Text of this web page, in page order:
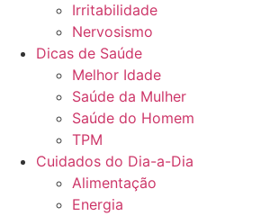
Irritabilidade
Nervosismo
Dicas de Saúde
Melhor Idade
Saúde da Mulher
Saúde do Homem
TPM
Cuidados do Dia-a-Dia
Alimentação
Energia